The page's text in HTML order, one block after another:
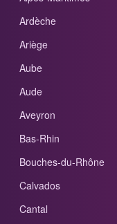
Ardèche
Ariège
Aube
Aude
Aveyron
Bas-Rhin
Bouches-du-Rhône
Calvados
Cantal